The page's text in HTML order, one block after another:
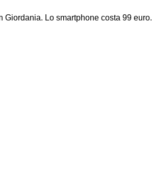
Giordania. Lo smartphone costa 99 euro.